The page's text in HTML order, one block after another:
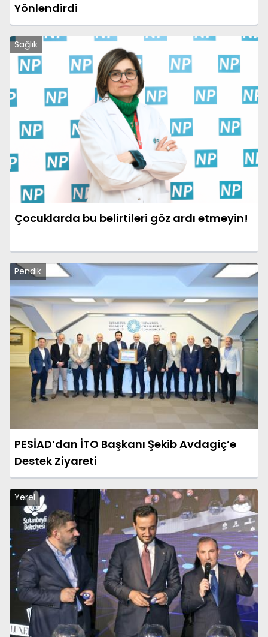
Yönlendirdi
Sağlık
Çocuklarda bu belirtileri göz ardı etmeyin!
Pendik
PESİAD’dan İTO Başkanı Şekib Avdagiç’e
Destek Ziyareti
Yerel